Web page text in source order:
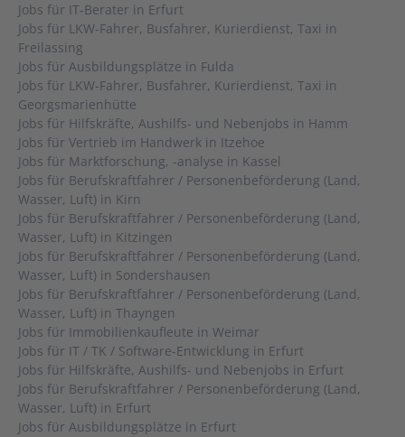
Jobs für IT-Berater in Erfurt
Jobs für LKW-Fahrer, Busfahrer, Kurierdienst, Taxi in
Freilassing
Jobs für Ausbildungsplätze in Fulda
Jobs für LKW-Fahrer, Busfahrer, Kurierdienst, Taxi in
Georgsmarienhütte
Jobs für Hilfskräfte, Aushilfs- und Nebenjobs in Hamm
Jobs für Vertrieb im Handwerk in Itzehoe
Jobs für Marktforschung, -analyse in Kassel
Jobs für Berufskraftfahrer / Personenbeförderung (Land,
Wasser, Luft) in Kirn
Jobs für Berufskraftfahrer / Personenbeförderung (Land,
Wasser, Luft) in Kitzingen
Jobs für Berufskraftfahrer / Personenbeförderung (Land,
Wasser, Luft) in Sondershausen
Jobs für Berufskraftfahrer / Personenbeförderung (Land,
Wasser, Luft) in Thayngen
Jobs für Immobilienkaufleute in Weimar
Jobs für IT / TK / Software-Entwicklung in Erfurt
Jobs für Hilfskräfte, Aushilfs- und Nebenjobs in Erfurt
Jobs für Berufskraftfahrer / Personenbeförderung (Land,
Wasser, Luft) in Erfurt
Jobs für Ausbildungsplätze in Erfurt